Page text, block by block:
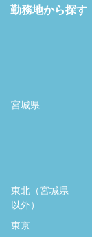
勤務地から探す
宮城県
東北（宮城県
以外）
東京